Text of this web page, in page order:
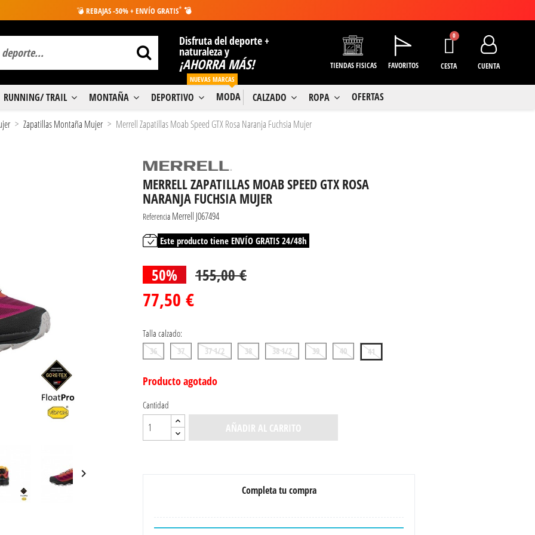
💣 REBAJAS -50% + ENVÍO GRATIS* 💣
Disfruta del deporte +
naturaleza y
¡AHORRA MÁS! TIENDAS FISICAS FAVORITOS CESTA CUENTA
RUNNING/ TRAIL MONTAÑA DEPORTIVO MODA
NUEVAS MARCAS
CALZADO ROPA OFERTAS
Zapatillas Montaña Mujer Merrell Zapatillas Moab Speed GTX Rosa Naranja Fuchsia Mujer

MERRELL ZAPATILLAS MOAB SPEED GTX ROSA
NARANJA FUCHSIA MUJER
Referencia Merrell J067494
Este producto tiene ENVÍO GRATIS 24/48h
50% 155,00 €
77,50 €
Talla calzado:
36 37 37 1/2 38 38 1/2 39 40 41
Producto agotado
Cantidad
AÑADIR AL CARRITO
Completa tu compra